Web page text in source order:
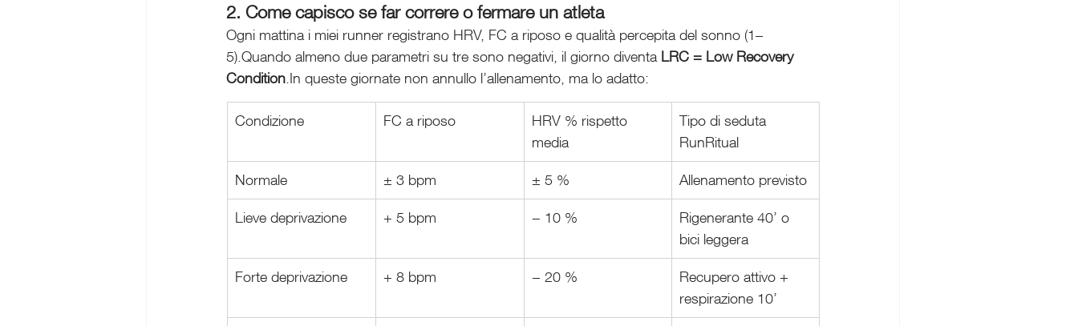
2. Come capisco se far correre o fermare un atleta
Ogni mattina i miei runner registrano HRV, FC a riposo e qualità percepita del sonno (1–
5).Quando almeno due parametri su tre sono negativi, il giorno diventa LRC = Low Recovery
Condition .In queste giornate non annullo l’allenamento, ma lo adatto:
Condizione FC a riposo
HRV % rispetto
media
Tipo di seduta
RunRitual
Normale ± 3 bpm ± 5 % Allenamento previsto
Lieve deprivazione + 5 bpm − 10 %
Rigenerante 40’ o
bici leggera
Forte deprivazione + 8 bpm − 20 %
Recupero attivo +
respirazione 10’